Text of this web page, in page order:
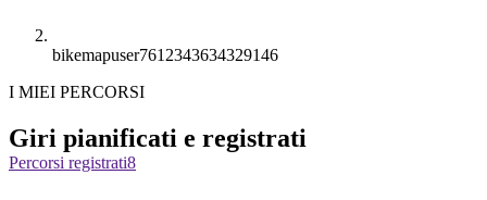
bikemapuser7612343634329146
I MIEI PERCORSI
Giri pianificati e registrati
Percorsi registrati8